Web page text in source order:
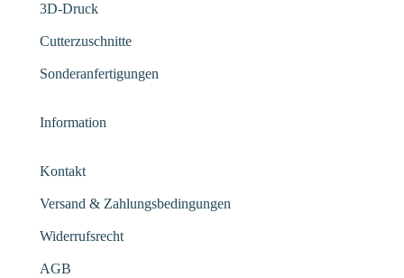
3D-Druck
Cutterzuschnitte
Sonderanfertigungen
Information
Kontakt
Versand & Zahlungsbedingungen
Widerrufsrecht
AGB